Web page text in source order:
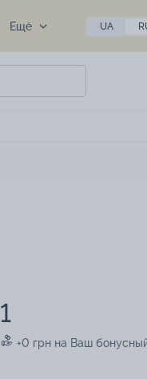
Ещё UA
1
+0 грн на Ваш